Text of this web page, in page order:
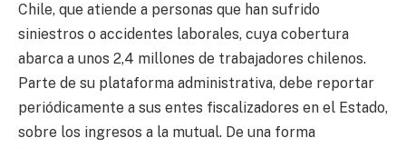
Chile, que atiende a personas que han sufrido
siniestros o accidentes laborales, cuya cobertura
abarca a unos 2,4 millones de trabajadores chilenos.
Parte de su plataforma administrativa, debe reportar
periódicamente a sus entes fiscalizadores en el Estado,
sobre los ingresos a la mutual. De una forma